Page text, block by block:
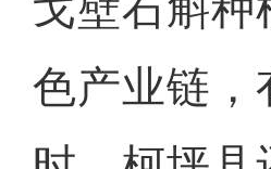
色产业链，